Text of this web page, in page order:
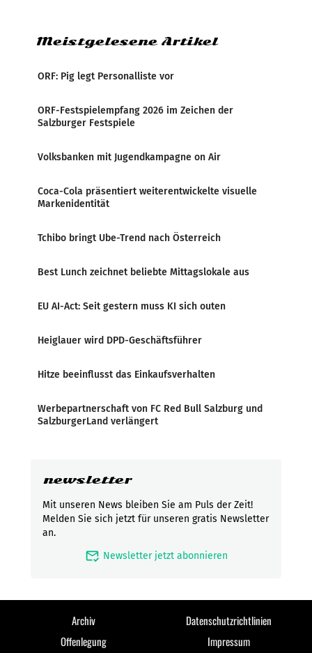
Meistgelesene Artikel
ORF: Pig legt Personalliste vor
ORF-Festspielempfang 2026 im Zeichen der
Salzburger Festspiele
Volksbanken mit Jugendkampagne on Air
Coca-Cola präsentiert weiterentwickelte visuelle
Markenidentität
Tchibo bringt Ube-Trend nach Österreich
Best Lunch zeichnet beliebte Mittagslokale aus
EU AI-Act: Seit gestern muss KI sich outen
Heiglauer wird DPD-Geschäftsführer
Hitze beeinflusst das Einkaufsverhalten
Werbepartnerschaft von FC Red Bull Salzburg und
SalzburgerLand verlängert
newsletter
Mit unseren News bleiben Sie am Puls der Zeit!
Melden Sie sich jetzt für unseren gratis Newsletter
an.
mark_email_read Newsletter jetzt abonnieren
Archiv
Datenschutzrichtlinien
Offenlegung
Impressum